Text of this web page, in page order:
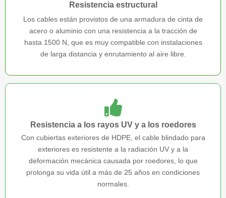
Resistencia estructural
Los cables están provistos de una armadura de cinta de
acero o aluminio con una resistencia a la tracción de
hasta 1500 N, que es muy compatible con instalaciones
de larga distancia y enrutamiento al aire libre.
Resistencia a los rayos UV y a los roedores
Con cubiertas exteriores de HDPE, el cable blindado para
exteriores es resistente a la radiación UV y a la
deformación mecánica causada por roedores, lo que
prolonga su vida útil a más de 25 años en condiciones
normales.